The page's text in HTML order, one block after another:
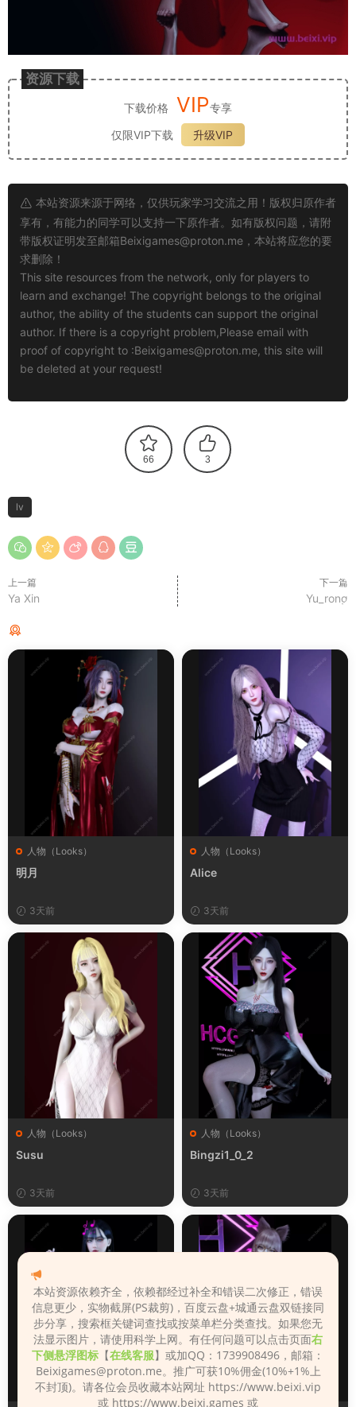
资源下载
下载价格 VIP专享
仅限VIP下载
升级VIP
本站资源来源于网络，仅供玩家学习交流之用！版权归原作者
享有，有能力的同学可以支持一下原作者。如有版权问题，请附
带版权证明发至邮箱Beixigames@proton.me ，本站将应您的要
求删除！
This site resources from the network, only for players to
learn and exchange! The copyright belongs to the original
author, the ability of the students can support the original
author. If there is a copyright problem,Please email with
proof of copyright to :Beixigames@proton.me, this site will
be deleted at your request!
66 3
lv
上一篇
Ya Xin
下一篇
Yu_rong
人物（Looks）
明月
3天前
人物（Looks）
Alice
3天前
人物（Looks）
Susu
3天前
人物（Looks）
Bingzi1_0_2
3天前
本站资源依赖齐全，依赖都经过补全和错误二次修正，错误
信息更少，实物截屏(PS裁剪)，百度云盘+城通云盘双链接同
步分享，搜索框关键词查找或按菜单栏分类查找。如果您无
法显示图片，请使用科学上网。有任何问题可以点击页面右
下侧悬浮图标 【在线客服】或加QQ：1739908496，邮箱：
Beixigames@proton.me。推广可获10%佣金(10%+1%上
不封顶)。请各位会员收藏本站网址 https://www.beixi.vip
或 https://www.beixi.games 或